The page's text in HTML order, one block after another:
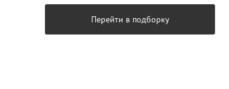
Перейти в подборку